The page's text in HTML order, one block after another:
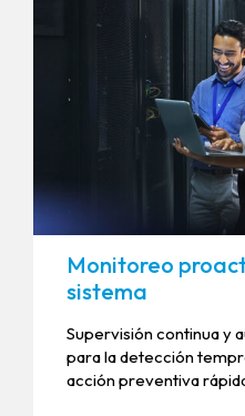
Monitoreo
sistema
Supervisión continua y
para la detección
acción preventiva